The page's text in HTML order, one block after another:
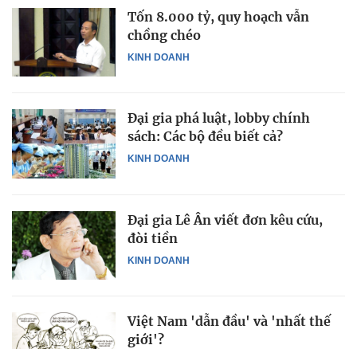
KINH DOANH
Tốn 8.000 tỷ, quy hoạch vẫn
chồng chéo
KINH DOANH
Đại gia phá luật, lobby chính
sách: Các bộ đều biết cả?
KINH DOANH
Đại gia Lê Ân viết đơn kêu cứu,
đòi tiền
Việt Nam 'dẫn đầu' và 'nhất thế
giới'?